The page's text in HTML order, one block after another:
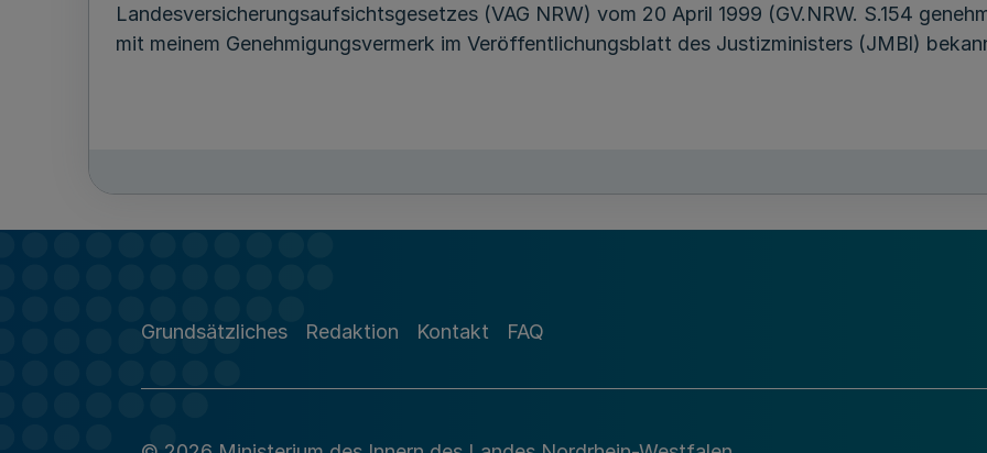
Landesversicherungsaufsichtsgesetzes (VAG NRW) vom 20 April 1999 (GV.NRW. S.154
mit meinem Genehmigungsvermerk im Veröffentlichungsblatt des Justizministers (JMBl)
Grundsätzliches Redaktion Kontakt FAQ